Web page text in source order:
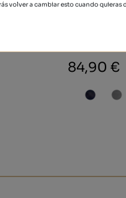
84,90 €
volver a cambiar esto cuando quieras